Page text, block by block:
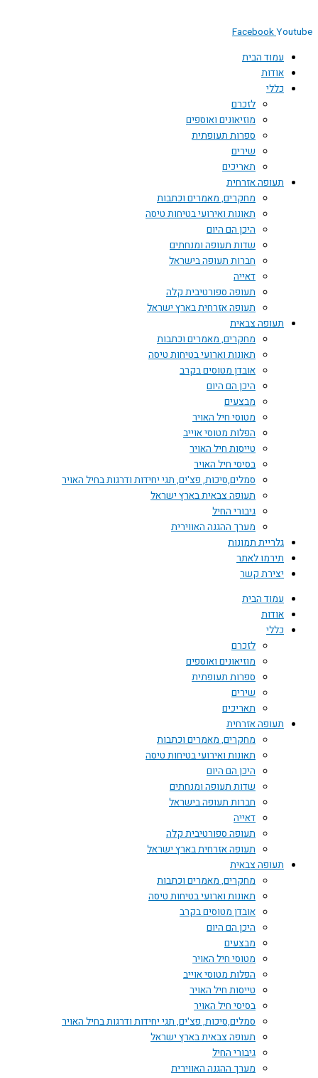
FacebookYoutube
עמוד הבית
אודות
כללי
לזכרם
מוזיאונים ואוספים
ספרות תעופתית
שירים
תאריכים
תעופה אזרחית
מחקרים, מאמרים וכתבות
תאונות ואירועי בטיחות טיסה
היכן הם היום
שדות תעופה ומנחתים
חברות תעופה בישראל
דאייה
תעופה ספורטיבית קלה
תעופה אזרחית בארץ ישראל
תעופה צבאית
מחקרים, מאמרים וכתבות
תאונות וארועי בטיחות טיסה
אובדן מטוסים בקרב
היכן הם היום
מבצעים
מטוסי חיל האויר
הפלות מטוסי אוייב
טייסות חיל האויר
בסיסי חיל האויר
סמלים,סיכות, פצ'ים, תגי יחידות ודרגות בחיל האויר
תעופה צבאית בארץ ישראל
גיבורי החיל
מערך ההגנה האווירית
גלריית תמונות
תירמו לאתר
יצירת קשר
עמוד הבית
אודות
כללי
לזכרם
מוזיאונים ואוספים
ספרות תעופתית
שירים
תאריכים
תעופה אזרחית
מחקרים, מאמרים וכתבות
תאונות ואירועי בטיחות טיסה
היכן הם היום
שדות תעופה ומנחתים
חברות תעופה בישראל
דאייה
תעופה ספורטיבית קלה
תעופה אזרחית בארץ ישראל
תעופה צבאית
מחקרים, מאמרים וכתבות
תאונות וארועי בטיחות טיסה
אובדן מטוסים בקרב
היכן הם היום
מבצעים
מטוסי חיל האויר
הפלות מטוסי אוייב
טייסות חיל האויר
בסיסי חיל האויר
סמלים,סיכות, פצ'ים, תגי יחידות ודרגות בחיל האויר
תעופה צבאית בארץ ישראל
גיבורי החיל
מערך ההגנה האווירית